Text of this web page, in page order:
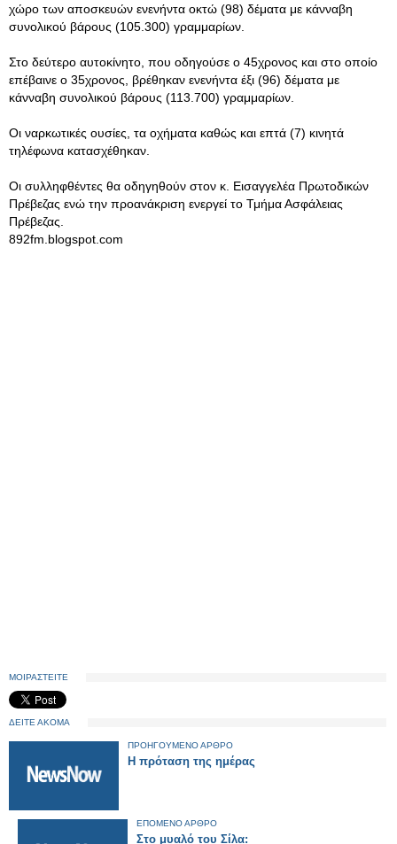
χώρο των αποσκευών ενενήντα οκτώ (98) δέματα με κάνναβη
συνολικού βάρους (105.300) γραμμαρίων.
Στο δεύτερο αυτοκίνητο, που οδηγούσε ο 45χρονος και στο οποίο
επέβαινε ο 35χρονος, βρέθηκαν ενενήντα έξι (96) δέματα με
κάνναβη συνολικού βάρους (113.700) γραμμαρίων.
Οι ναρκωτικές ουσίες, τα οχήματα καθώς και επτά (7) κινητά
τηλέφωνα κατασχέθηκαν.
Οι συλληφθέντες θα οδηγηθούν στον κ. Εισαγγελέα Πρωτοδικών
Πρέβεζας ενώ την προανάκριση ενεργεί το Τμήμα Ασφάλειας
Πρέβεζας.
892fm.blogspot.com
ΜΟΙΡΑΣΤΕΙΤΕ
ΔΕΙΤΕ ΑΚΟΜΑ
ΠΡΟΗΓΟΥΜΕΝΟ ΑΡΘΡΟ
Η πρόταση της ημέρας
ΕΠΟΜΕΝΟ ΑΡΘΡΟ
Στο μυαλό του Σίλα: